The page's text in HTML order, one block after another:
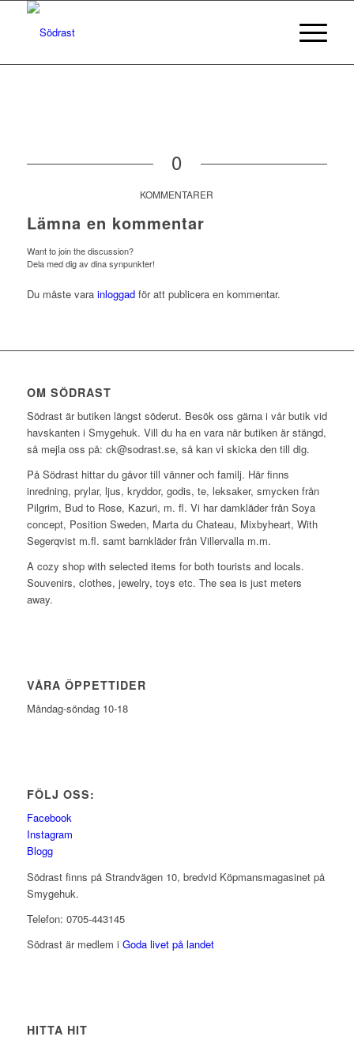
0
KOMMENTARER
Lämna en kommentar
Want to join the discussion?
Dela med dig av dina synpunkter!
Du måste vara inloggadför att publicera en kommentar.
OM SÖDRAST
Södrast är butiken längst söderut. Besök oss gärna i vår butik vid
havskanten i Smygehuk. Vill du ha en vara när butiken är stängd,
så mejla oss på: ck@sodrast.se, så kan vi skicka den till dig.
På Södrast hittar du gåvor till vänner och familj. Här finns
inredning, prylar, ljus, kryddor, godis, te, leksaker, smycken från
Pilgrim, Bud to Rose, Kazuri, m. fl. Vi har damkläder från Soya
concept, Position Sweden, Marta du Chateau, Mixbyheart, With
Segerqvist m.fl. samt barnkläder från Villervalla m.m.
A cozy shop with selected items for both tourists and locals.
Souvenirs, clothes, jewelry, toys etc. The sea is just meters
away.
VÅRA ÖPPETTIDER
Måndag-söndag 10-18
FÖLJ OSS:
Facebook
Instagram
Blogg
Södrast finns på Strandvägen 10, bredvid Köpmansmagasinet på
Smygehuk.
Telefon: 0705-443145
Södrast är medlem i Goda livet på landet
HITTA HIT